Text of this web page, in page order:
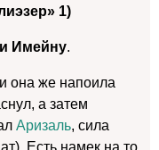
1)
Имейну.
и она же напоила
а затем
Аризаль, сила